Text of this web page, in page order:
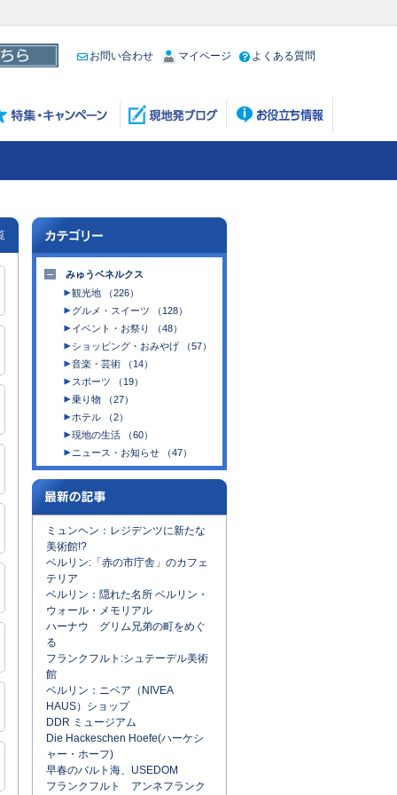
お問い合わせ マイページ よくある質問
みゅうベネルクス
観光地 （226）
グルメ・スイーツ （128）
イベント・お祭り （48）
ショッピング・おみやげ （57）
音楽・芸術 （14）
スポーツ （19）
乗り物 （27）
ホテル （2）
現地の生活 （60）
ニュース・お知らせ （47）
ミュンヘン：レジデンツに新たな
美術館!?
ベルリン:「赤の市庁舎」のカフェ
テリア
ベルリン：隠れた名所 ベルリン・
ウォール・メモリアル
ハーナウ グリム兄弟の町をめぐ
る
フランクフルト:シュテーデル美術
館
ベルリン：ニベア（NIVEA
HAUS）ショップ
DDR ミュージアム
Die Hackeschen Hoefe(ハーケシ
ャー・ホーフ)
早春のバルト海、USEDOM
フランクフルト アンネフランク